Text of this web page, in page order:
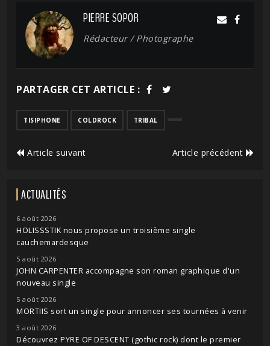
PIERRE SOPOR
Rédacteur / Photographe
PARTAGER CET ARTICLE :
TISIPHONE COLDROCK TRIBAL
Article suivant Article précédent
ACTUALITÉS
6 août 2026
HOLISSSTIK nous propose un troisième single
cauchemardesque
5 août 2026
JOHN CARPENTER accompagne son roman graphique d'un
nouveau single
5 août 2026
MORTIIS sort un single pour annoncer ses tournées à venir
3 août 2026
Découvrez PYRE OF DESCENT (gothic rock) dont le premier